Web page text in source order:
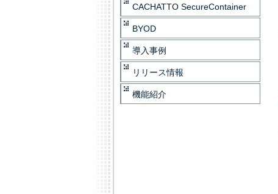
CACHATTO SecureContainer
BYOD
導入事例
リリース情報
機能紹介